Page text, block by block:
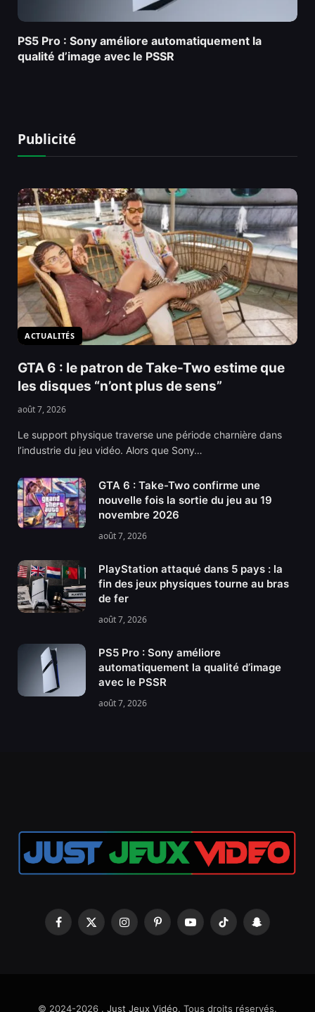
PS5 Pro : Sony améliore automatiquement la
qualité d’image avec le PSSR
Publicité
ACTUALITÉS
GTA 6 : le patron de Take-Two estime que
les disques “n’ont plus de sens”
août 7, 2026
Le support physique traverse une période charnière dans
l’industrie du jeu vidéo. Alors que Sony…
GTA 6 : Take-Two confirme une
nouvelle fois la sortie du jeu au 19
novembre 2026
août 7, 2026
PlayStation attaqué dans 5 pays : la
fin des jeux physiques tourne au bras
de fer
août 7, 2026
PS5 Pro : Sony améliore
automatiquement la qualité d’image
avec le PSSR
août 7, 2026
Facebook
X
InstagramPinterestYouTubeTikTok Snapchat
© 2024-2026 . Just Jeux Vidéo. Tous droits réservés.